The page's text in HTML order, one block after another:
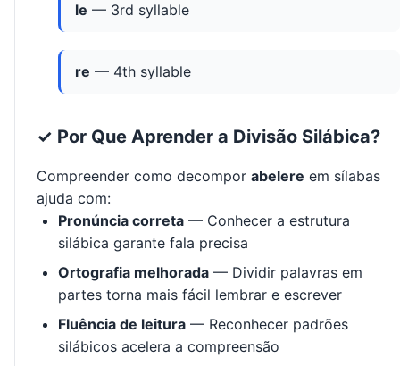
le — 3rd syllable
re — 4th syllable
✓ Por Que Aprender a Divisão Silábica?
Compreender como decompor abelere em sílabas
ajuda com:
Pronúncia correta — Conhecer a estrutura
silábica garante fala precisa
Ortografia melhorada — Dividir palavras em
partes torna mais fácil lembrar e escrever
Fluência de leitura — Reconhecer padrões
silábicos acelera a compreensão